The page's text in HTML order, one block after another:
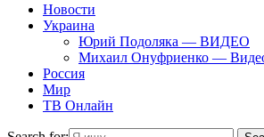
Новости
Украина
Юрий Подоляка — ВИДЕО
Михаил Онуфриенко —
Россия
Мир
ТВ Онлайн